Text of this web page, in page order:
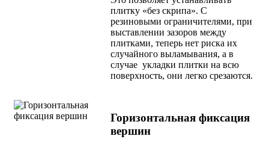
плитку «без скрипа». С
резиновыми ограничителями, при
выставлении зазоров между
плитками, теперь нет риска их
случайного выламывания, а в
случае укладки плитки на всю
поверхность, они легко срезаются.
Горизонтальная фиксация
вершин